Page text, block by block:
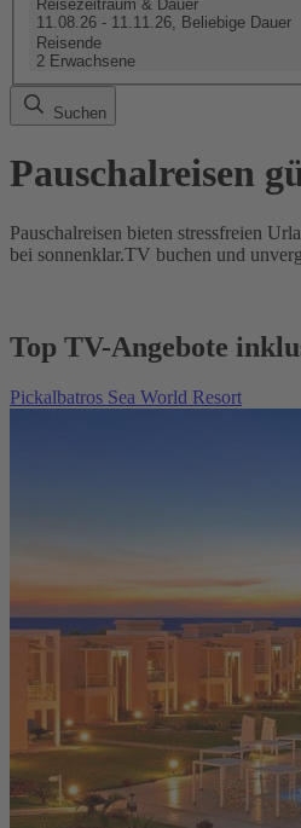
Reisezeitraum & Dauer
11.08.26 - 11.11.26, Beliebige Dauer
Reisende
2 Erwachsene
Suchen
Pauschalreisen
Pauschalreisen bieten stressfreien
bei sonnenklar.TV buchen und
Top TV-Angebote
Pickalbatros Sea World Resort